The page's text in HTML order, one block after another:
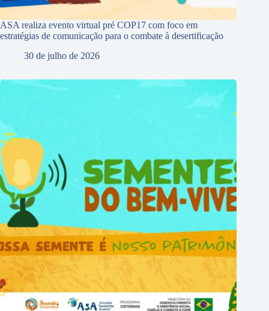
ASA realiza evento virtual pré COP17 com foco em
estratégias de comunicação para o combate à desertificação
30 de julho de 2026